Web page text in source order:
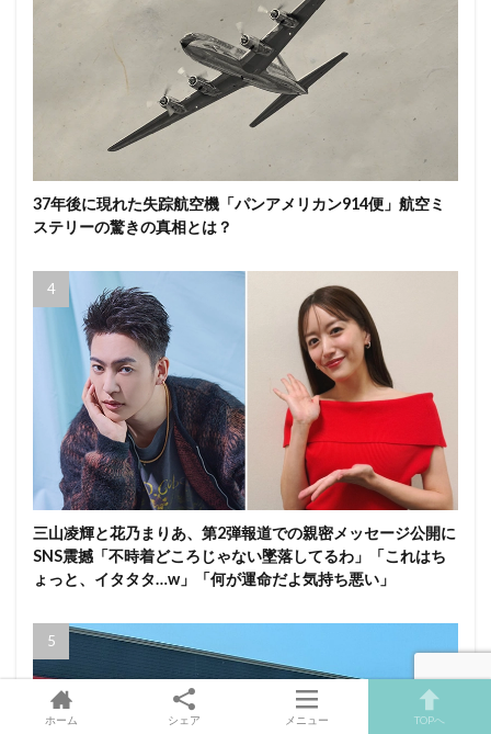
37年後に現れた失踪航空機「パンアメリカン914便」航空ミ
ステリーの驚きの真相とは？
三山凌輝と花乃まりあ、第2弾報道での親密メッセージ公開に
SNS震撼「不時着どころじゃない墜落してるわ」「これはち
ょっと、イタタタ…w」「何が運命だよ気持ち悪い」
ホーム シェア メニュー TOPへ